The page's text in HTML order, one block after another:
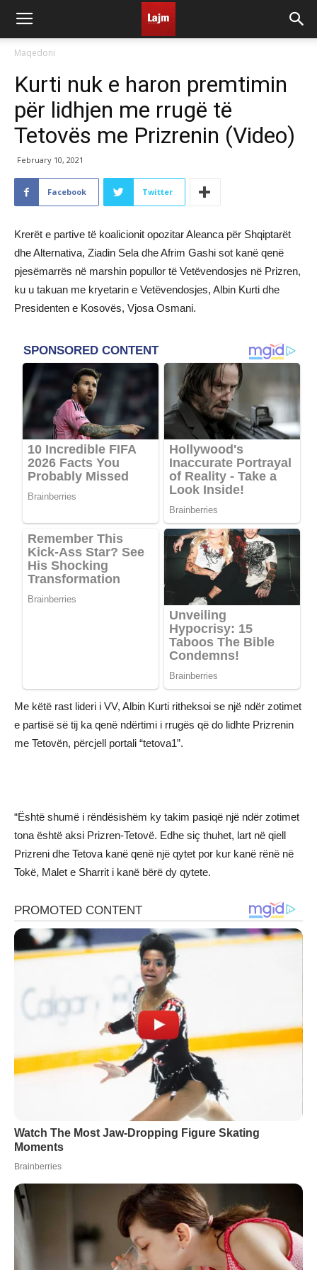
Maqedoni
Kurti nuk e haron premtimin
për lidhjen me rrugë të
Tetovës me Prizrenin (Video)
February 10, 2021
Facebook Twitter
Krerët e partive të koalicionit opozitar Aleanca për Shqiptarët
dhe Alternativa, Ziadin Sela dhe Afrim Gashi sot kanë qenë
pjesëmarrës në marshin popullor të Vetëvendosjes në Prizren,
ku u takuan me kryetarin e Vetëvendosjes, Albin Kurti dhe
Presidenten e Kosovës, Vjosa Osmani.
Me këtë rast lideri i VV, Albin Kurti ritheksoi se një ndër zotimet
e partisë së tij ka qenë ndërtimi i rrugës që do lidhte Prizrenin
me Tetovën, përcjell portali “tetova1”.
“Është shumë i rëndësishëm ky takim pasiqë një ndër zotimet
tona është aksi Prizren-Tetovë. Edhe siç thuhet, lart në qiell
Prizreni dhe Tetova kanë qenë një qytet por kur kanë rënë në
Tokë, Malet e Sharrit i kanë bërë dy qytete.